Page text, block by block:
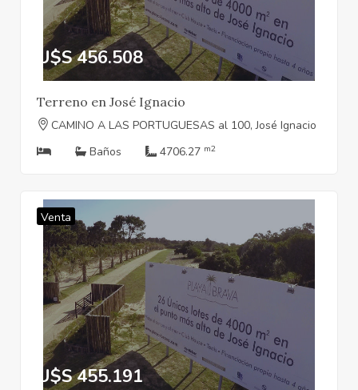
U$S 456.508
Terreno en José Ignacio
CAMINO A LAS PORTUGUESAS al 100, José Ignacio
Baños
4706.27 m2
Venta
U$S 455.191